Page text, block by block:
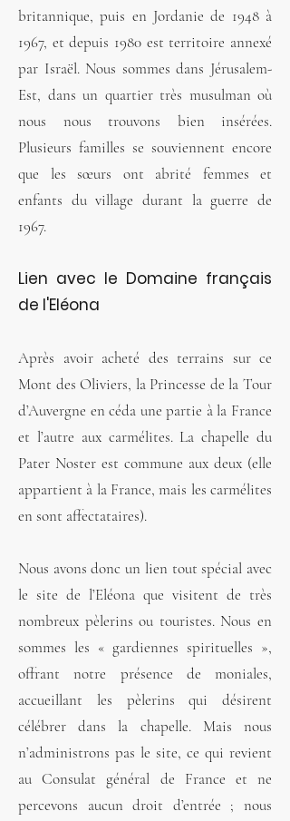
britannique, puis en Jordanie de 1948 à
1967, et depuis 1980 est territoire annexé
par Israël. Nous sommes dans Jérusalem-
Est, dans un quartier très musulman où
nous nous trouvons bien insérées.
Plusieurs familles se souviennent encore
que les sœurs ont abrité femmes et
enfants du village durant la guerre de
1967.
Lien avec le Domaine français
de l'Eléona
Après avoir acheté des terrains sur ce
Mont des Oliviers, la Princesse de la Tour
d’Auvergne en céda une partie à la France
et l’autre aux carmélites. La chapelle du
Pater Noster est commune aux deux (elle
appartient à la France, mais les carmélites
en sont affectataires).
Nous avons donc un lien tout spécial avec
le site de l’Eléona que visitent de très
nombreux pèlerins ou touristes. Nous en
sommes les « gardiennes spirituelles »,
offrant notre présence de moniales,
accueillant les pèlerins qui désirent
célébrer dans la chapelle. Mais nous
n’administrons pas le site, ce qui revient
au Consulat général de France et ne
percevons aucun droit d’entrée ; nous